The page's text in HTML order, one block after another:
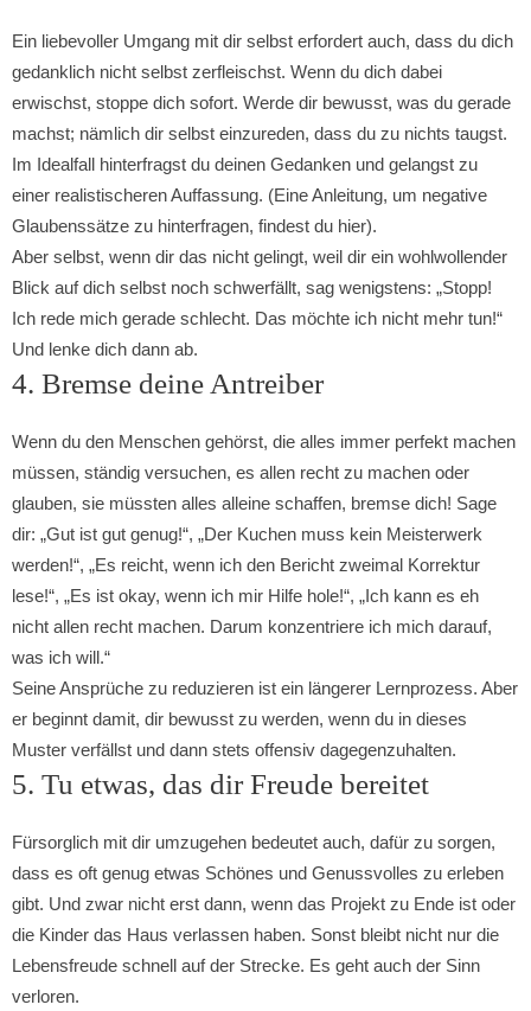
Ein liebevoller Umgang mit dir selbst erfordert auch, dass du dich
gedanklich nicht selbst zerfleischst. Wenn du dich dabei
erwischst, stoppe dich sofort. Werde dir bewusst, was du gerade
machst; nämlich dir selbst einzureden, dass du zu nichts taugst.
Im Idealfall hinterfragst du deinen Gedanken und gelangst zu
einer realistischeren Auffassung. (Eine Anleitung, um negative
Glaubenssätze zu hinterfragen, findest du hier).
Aber selbst, wenn dir das nicht gelingt, weil dir ein wohlwollender
Blick auf dich selbst noch schwerfällt, sag wenigstens: „Stopp!
Ich rede mich gerade schlecht. Das möchte ich nicht mehr tun!“
Und lenke dich dann ab.
4. Bremse deine Antreiber
Wenn du den Menschen gehörst, die alles immer perfekt machen
müssen, ständig versuchen, es allen recht zu machen oder
glauben, sie müssten alles alleine schaffen, bremse dich! Sage
dir: „Gut ist gut genug!“, „Der Kuchen muss kein Meisterwerk
werden!“, „Es reicht, wenn ich den Bericht zweimal Korrektur
lese!“, „Es ist okay, wenn ich mir Hilfe hole!“, „Ich kann es eh
nicht allen recht machen. Darum konzentriere ich mich darauf,
was ich will.“
Seine Ansprüche zu reduzieren ist ein längerer Lernprozess. Aber
er beginnt damit, dir bewusst zu werden, wenn du in dieses
Muster verfällst und dann stets offensiv dagegenzuhalten.
5. Tu etwas, das dir Freude bereitet
Fürsorglich mit dir umzugehen bedeutet auch, dafür zu sorgen,
dass es oft genug etwas Schönes und Genussvolles zu erleben
gibt. Und zwar nicht erst dann, wenn das Projekt zu Ende ist oder
die Kinder das Haus verlassen haben. Sonst bleibt nicht nur die
Lebensfreude schnell auf der Strecke. Es geht auch der Sinn
verloren.